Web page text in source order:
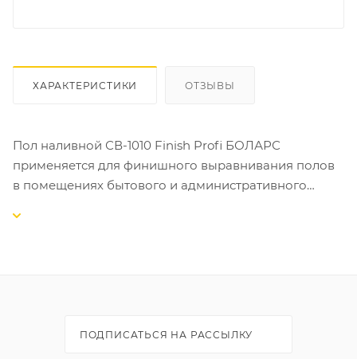
ХАРАКТЕРИСТИКИ ОТЗЫВЫ
Пол наливной СВ-1010 Finish Profi БОЛАРС
применяется для финишного выравнивания полов
в помещениях бытового и административного
рекомендуется для выполнения
ПОДПИСАТЬСЯ НА РАССЫЛКУ